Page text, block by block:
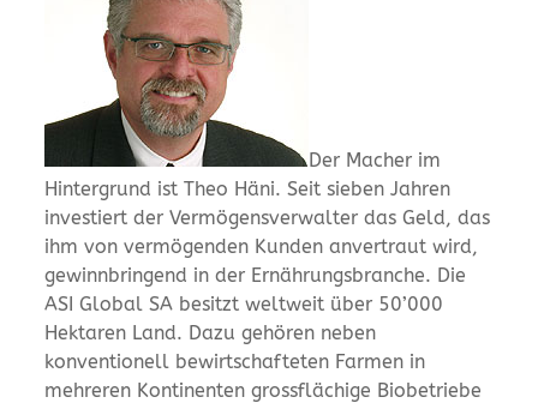
Der Macher im
Hintergrund ist Theo Häni. Seit sieben Jahren
investiert der Vermögensverwalter das Geld, das
ihm von vermögenden Kunden anvertraut wird,
gewinnbringend in der Ernährungsbranche. Die
ASI Global SA besitzt weltweit über 50’000
Hektaren Land. Dazu gehören neben
konventionell bewirtschafteten Farmen in
mehreren Kontinenten grossflächige Biobetriebe